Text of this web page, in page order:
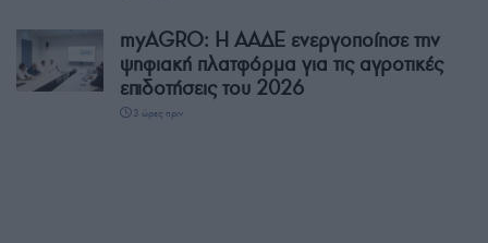
myAGRO: Η ΑΑΔΕ ενεργοποίησε την
ψηφιακή πλατφόρμα για τις αγροτικές
επιδοτήσεις του 2026
3 ώρες πριν